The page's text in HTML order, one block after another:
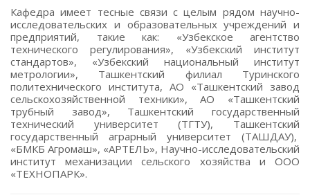
Кафедра имеет тесные связи с целым рядом научно-
исследовательских и образовательных учреждений и
предприятий, такие как: «Узбекское агентство
технического регулирования», «Узбекский институт
стандартов», «Узбекский национальный институт
метрологии», Ташкентский филиал Туринского
политехнического института, АО «Ташкентский завод
сельскохозяйственной техники», АО «Ташкентский
трубный завод», Ташкентский государственный
технический университет (ТГТУ), Ташкентский
государственный аграрный университет (ТАШДАУ),
«БМКБ Агромаш», «АРТЕЛЬ», Научно-исследовательский
институт механизации сельского хозяйства и ООО
«ТЕХНОПАРК».